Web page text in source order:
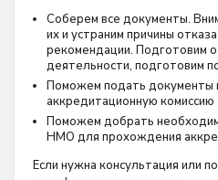
Соберем все документы.
их и устраним причины
рекомендации. Подготовим
деятельности, подготовим
Поможем подать
аккредитационную комиссию
Поможем добрать
НМО для прохождения
Если нужна консультация или